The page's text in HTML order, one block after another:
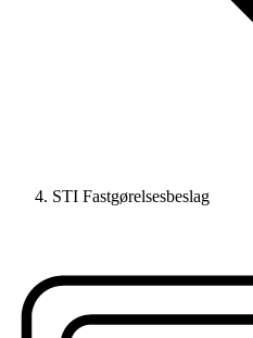
STI Fastgørelsesbeslag